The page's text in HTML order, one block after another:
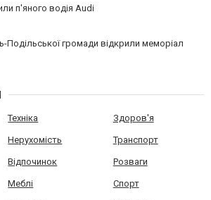
п'яного водія Audi
Подільської громади відкрили меморіал
Техніка Здоров'я
Нерухомість Транспорт
Відпочинок Розваги
Меблі Спорт